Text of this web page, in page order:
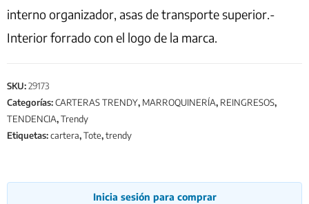
interno organizador, asas de transporte superior.-
Interior forrado con el logo de la marca.
SKU:29173
Categorías:CARTERAS TRENDY, MARROQUINERÍA, REINGRESOS,
TENDENCIA,Trendy
Etiquetas:cartera,Tote,trendy
Inicia sesión para comprar